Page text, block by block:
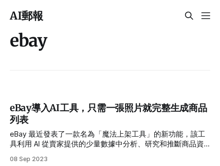
AI郵報
ebay
eBay導入AI工具，只需一張照片就完整生成商品
列表
eBay 最近發表了一款名為「魔法上架工具」的新功能，該工
具利用 AI 從賣家提供的少量數據中分析、研究和推斷商品資
本中，賣家只需輸入商品標題和類別，然後可以選擇使用生成
08 Sep 2023